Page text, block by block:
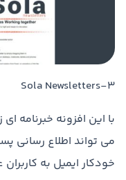
۳-Sola Newsletters
با این افزونه خبرنامه
می تواند اطلاع رسانی
خودکار ایمیل به